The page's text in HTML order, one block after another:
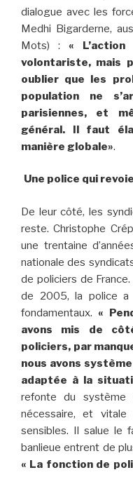
dialogue avec les
Medhi Bigarderne,
Mots) :«
volontariste, mais
oublier que les
population ne
parisiennes, et
général. Il faut
manière globale».
Une police qui
De leur côté, les
reste. Christophe
une trentaine
nationale des
de policiers de
de 2005, la police a
fondamentaux. «
avons mis de
policiers, par
nous avons
adaptée à la
refonte du système
nécessaire, et
sensibles. Il salue le
banlieue entrent de
« La fonction de